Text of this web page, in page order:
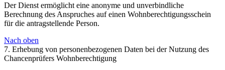
Der Dienst ermöglicht eine anonyme und unverbindliche
Berechnung des Anspruches auf einen Wohnberechtigungsschein
für die antragstellende Person.
Nach oben
7. Erhebung von personenbezogenen Daten bei der Nutzung des
Chancenprüfers Wohnberechtigung